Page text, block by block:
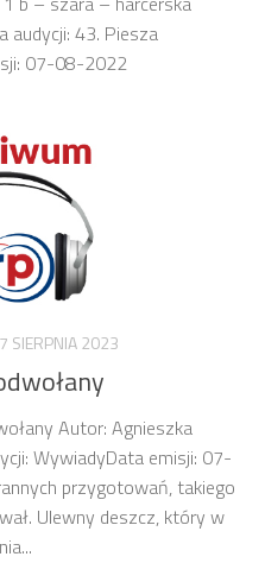
audycji: 43. Piesza
07-08-2022
7 SIERPNIA 2023
Autor: Agnieszka
WywiadyData emisji: 07-
przygotowań, takiego
Ulewny deszcz, który w